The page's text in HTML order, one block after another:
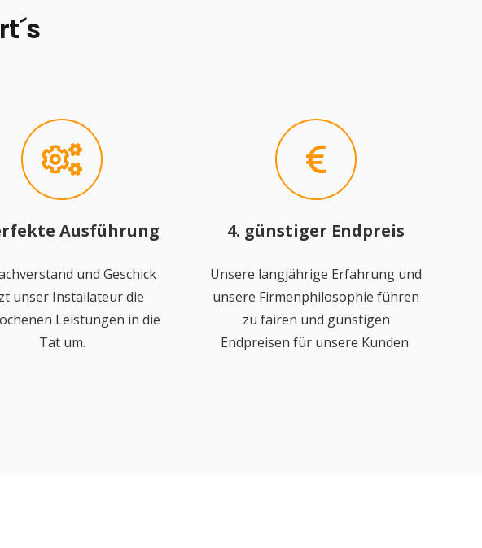
Ausführung
und Geschick
unser Installateur die
Leistungen in die
Tat um.
4. günstiger Endpreis
Unsere langjährige Erfahrung und
unsere Firmenphilosophie führen
zu fairen und günstigen
Endpreisen für unsere Kunden.